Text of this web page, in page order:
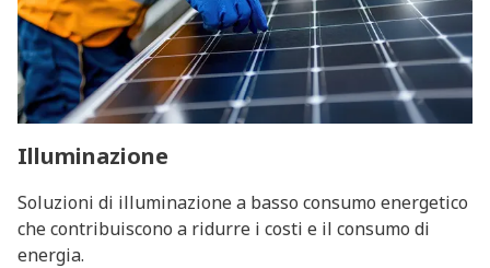
Illuminazione
Soluzioni di illuminazione a basso consumo energetico
che contribuiscono a ridurre i costi e il consumo di
energia.